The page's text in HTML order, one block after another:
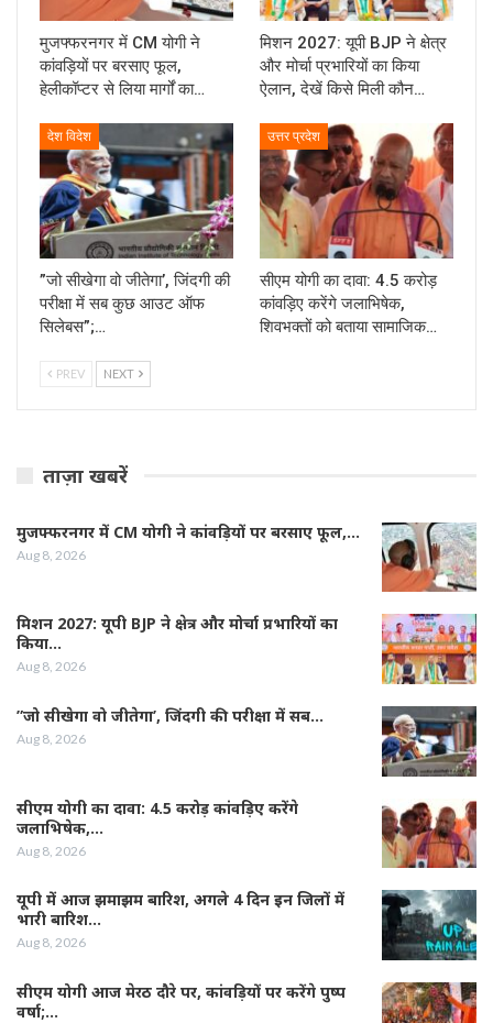
मुजफ्फरनगर में CM योगी ने
कांवड़ियों पर बरसाए फूल,
हेलीकॉप्टर से लिया मार्गों का…
मिशन 2027: यूपी BJP ने क्षेत्र
और मोर्चा प्रभारियों का किया
ऐलान, देखें किसे मिली कौन…
देश विदेश
”जो सीखेगा वो जीतेगा’, जिंदगी की
परीक्षा में सब कुछ आउट ऑफ
सिलेबस”;…
उत्तर प्रदेश
सीएम योगी का दावा: 4.5 करोड़
कांवड़िए करेंगे जलाभिषेक,
शिवभक्तों को बताया सामाजिक…
PREV NEXT
ताज़ा खबरें
मुजफ्फरनगर में CM योगी ने कांवड़ियों पर बरसाए फूल,…
Aug 8, 2026
मिशन 2027: यूपी BJP ने क्षेत्र और मोर्चा प्रभारियों का
किया…
Aug 8, 2026
”जो सीखेगा वो जीतेगा’, जिंदगी की परीक्षा में सब…
Aug 8, 2026
सीएम योगी का दावा: 4.5 करोड़ कांवड़िए करेंगे
जलाभिषेक,…
Aug 8, 2026
यूपी में आज झमाझम बारिश, अगले 4 दिन इन जिलों में
भारी बारिश…
Aug 8, 2026
सीएम योगी आज मेरठ दौरे पर, कांवड़ियों पर करेंगे पुष्प
वर्षा;…